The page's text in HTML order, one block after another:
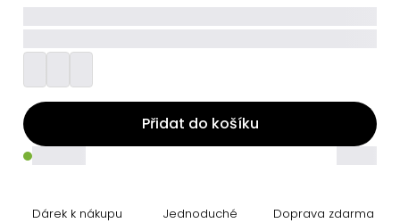
Přidat do košíku
Dárek k nákupu
Jednoduché
Doprava zdarma